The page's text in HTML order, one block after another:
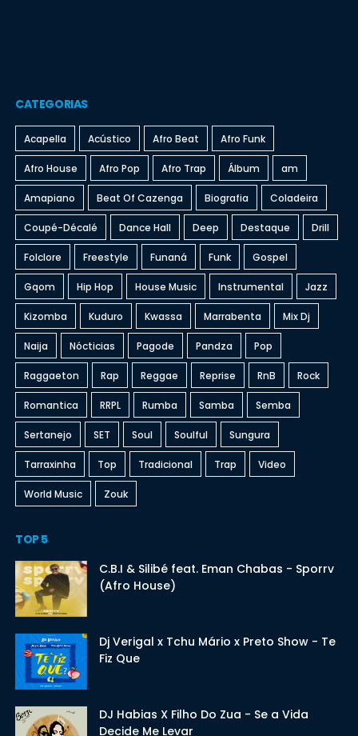
CATEGORIAS
Acapella Acústico Afro Beat Afro Funk
Afro House Afro Pop Afro Trap Álbum am
Amapiano Beat Of Cazenga Biografia Coladeira
Coupé-Décalé Dance Hall Deep Destaque Drill
Folclore Freestyle Funaná Funk Gospel
Gqom Hip Hop House Music Instrumental Jazz
Kizomba Kuduro Kwassa Marrabenta Mix Dj
Naija Nócticias Pagode Pandza Pop
Raggaeton Rap Reggae Reprise RnB Rock
Romantica RRPL Rumba Samba Semba
Sertanejo SET Soul Soulful Sungura
Tarraxinha Top Tradicional Trap Video
World Music Zouk
TOP 5
C.B.I & Silibé feat. Eman Chabas - Sporrv
(Afro House)
Dj Verigal x Tchu Mário x Preto Show - Te
Fiz Que
DJ Habias X Filho Do Zua - Se a Vida
Decide Me Levar